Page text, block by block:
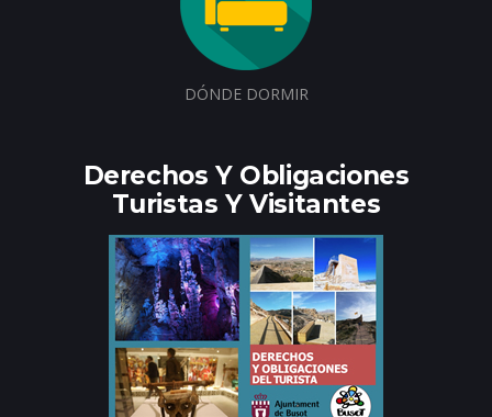
DÓNDE DORMIR
Derechos Y Obligaciones
Turistas Y Visitantes